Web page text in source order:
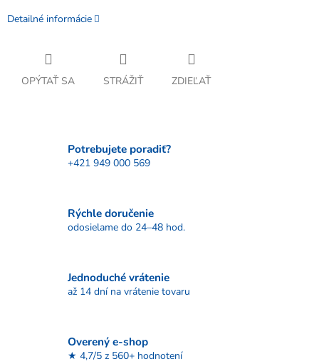
Detailné informácie
OPÝTAŤ SA STRÁŽIŤ ZDIEĽAŤ
Potrebujete poradiť?
+421 949 000 569
Rýchle doručenie
odosielame do 24–48 hod.
Jednoduché vrátenie
až 14 dní na vrátenie tovaru
Overený e-shop
★ 4,7/5 z 560+ hodnotení